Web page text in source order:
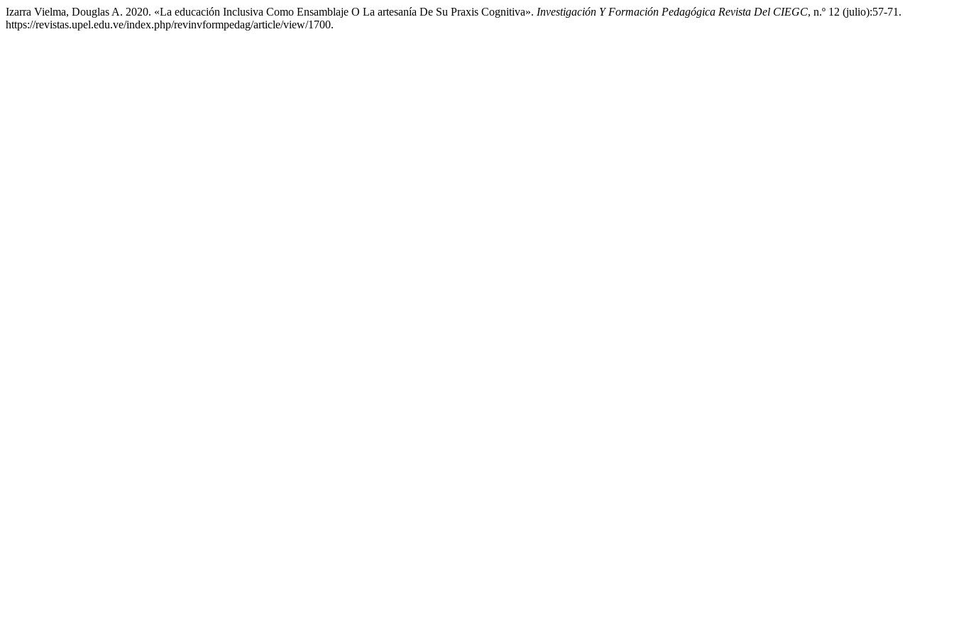
Izarra Vielma, Douglas A. 2020. «La educación Inclusiva Como Ensamblaje O La artesanía De Su Praxis Cognitiva». Investigación Y Formación Pedagógica Revista Del CIEGC, n.º 12 (julio):57-71.
https://revistas.upel.edu.ve/index.php/revinvformpedag/article/view/1700.